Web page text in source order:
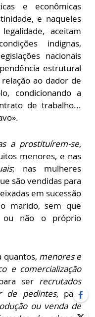
e econômicas
e naqueles
aceitam
indignas,
nacionais
estrutural
ao dador de
condicionando a
de trabalho...
a prostituírem-se,
menores, e nas
; nas mulheres
são vendidas para
em sucessão
marido, sem que
não o próprio
quantos, menores e
e comercialização
ser recrutados
de pedintes, para
ou venda de